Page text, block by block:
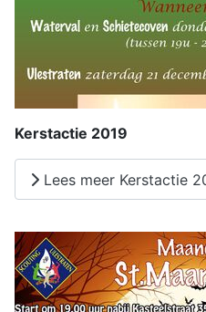
Kerstactie 2019
Lees meer Kerstactie